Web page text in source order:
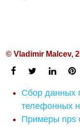
© Vladimir Malcev,
Сбор данных
телефонных
Примеры nps